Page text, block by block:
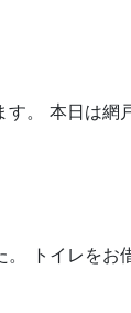
。 本日は
トイレを